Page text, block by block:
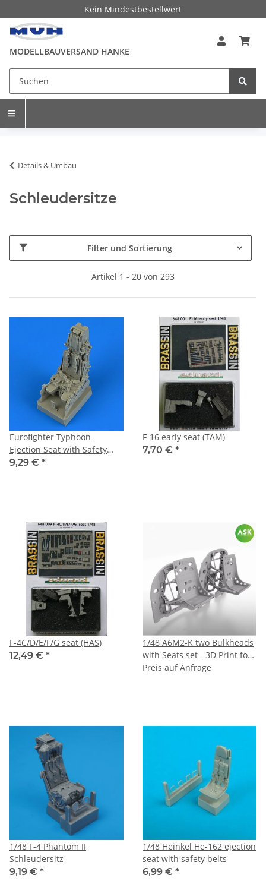
Kein Mindestbestellwert
MODELLBAUVERSAND HANKE
Details & Umbau
Schleudersitze
Filter und Sortierung
Artikel 1 - 20 von 293
Eurofighter Typhoon
Ejection Seat with Safety
Belts 1:32 Quickboost
9,29 € *
F-16 early seat (TAM)
7,70 € *
F-4C/D/E/F/G seat (HAS)
12,49 € *
1/48 A6M2-K two Bulkheads
with Seats set - 3D Print for
Eduard
Preis auf Anfrage
1/48 F-4 Phantom II
Schleudersitz
9,19 € *
1/48 Heinkel He-162 ejection
seat with safety belts
6,99 € *